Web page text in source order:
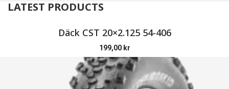
LATEST PRODUCTS
Däck CST 20×2.125 54-406
199,00 kr